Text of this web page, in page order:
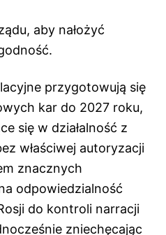
aby nałożyć
przygotowują się
kar do 2027 roku,
się w działalność z
właściwej autoryzacji
znacznych
odpowiedzialność
do kontroli narracji
zniechęcając